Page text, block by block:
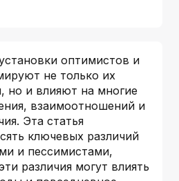
оптимистов и
не только их
но и влияют на многие
взаимоотношений и
Эта статья
ключевых различий
и пессимистами,
различия могут влиять